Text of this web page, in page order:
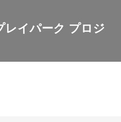
レイパーク プロジ